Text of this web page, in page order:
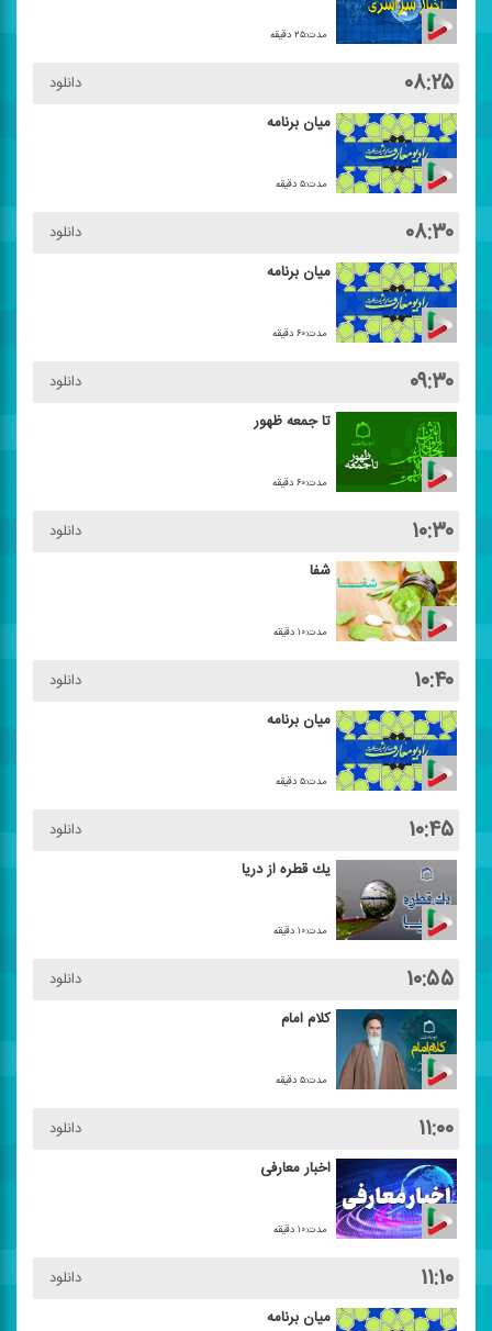
مدت:۲۵ دقیقه
۰۸:۲۵
دانلود
میان برنامه
مدت:۵ دقیقه
۰۸:۳۰
دانلود
میان برنامه
مدت:۶۰ دقیقه
۰۹:۳۰
دانلود
تا جمعه ظهور
مدت:۶۰ دقیقه
۱۰:۳۰
دانلود
شفا
مدت:۱۰ دقیقه
۱۰:۴۰
دانلود
میان برنامه
مدت:۵ دقیقه
۱۰:۴۵
دانلود
یك قطره از دریا
مدت:۱۰ دقیقه
۱۰:۵۵
دانلود
كلام امام
مدت:۵ دقیقه
۱۱:۰۰
دانلود
اخبار معارفی
مدت:۱۰ دقیقه
۱۱:۱۰
دانلود
میان برنامه